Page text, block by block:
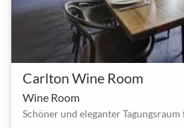
Carlton Wine Room
Wine Room